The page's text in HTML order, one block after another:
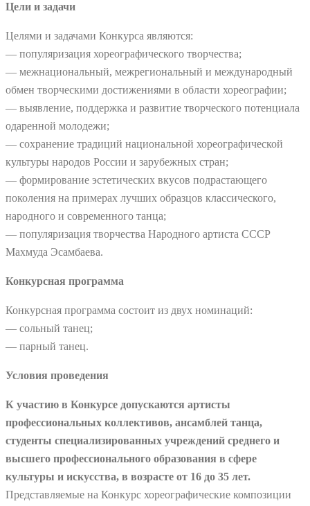
Цели и задачи
Целями и задачами Конкурса являются:
— популяризация хореографического творчества;
— межнациональный, межрегиональный и международный
обмен творческими достижениями в области хореографии;
— выявление, поддержка и развитие творческого потенциала
одаренной молодежи;
— сохранение традиций национальной хореографической
культуры народов России и зарубежных стран;
— формирование эстетических вкусов подрастающего
поколения на примерах лучших образцов классического,
народного и современного танца;
— популяризация творчества Народного артиста СССР
Махмуда Эсамбаева.
Конкурсная программа
Конкурсная программа состоит из двух номинаций:
— сольный танец;
— парный танец.
Условия проведения
К участию в Конкурсе допускаются артисты
профессиональных коллективов, ансамблей танца,
студенты специализированных учреждений среднего и
высшего профессионального образования в сфере
культуры и искусства, в возрасте от 16 до 35 лет.
Представляемые на Конкурс хореографические композиции